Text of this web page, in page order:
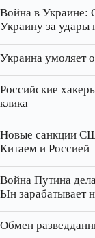
Война в Украине:
Украину за удары
Украина умоляет
Российские
клика
Новые санкции
Китаем и Россией
Война Путина
Ын зарабатывает
Обмен